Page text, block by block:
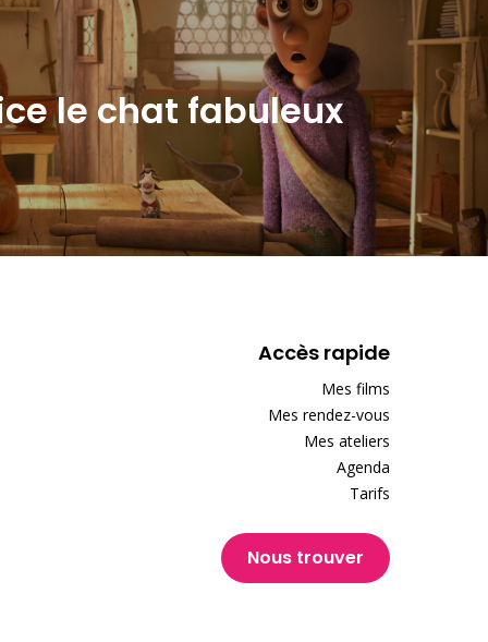
le chat fabuleux
Accès rapide
Mes films
Mes rendez-vous
Mes ateliers
Agenda
Tarifs
Nous trouver